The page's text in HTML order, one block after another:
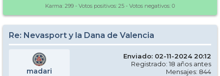
Karma: 299 - Votos positivos: 25 - Votos negativos: 0
Re: Nevasport y la Dana de Valencia
madari
Enviado: 02-11-2024 20:12
Registrado: 18 años antes
Mensajes: 844